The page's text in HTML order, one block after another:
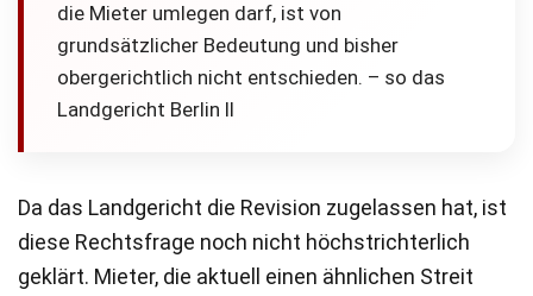
die Mieter umlegen darf, ist von
grundsätzlicher Bedeutung und bisher
obergerichtlich nicht entschieden. – so das
Landgericht Berlin II
Da das Landgericht die Revision zugelassen hat, ist
diese Rechtsfrage noch nicht höchstrichterlich
geklärt. Mieter, die aktuell einen ähnlichen Streit